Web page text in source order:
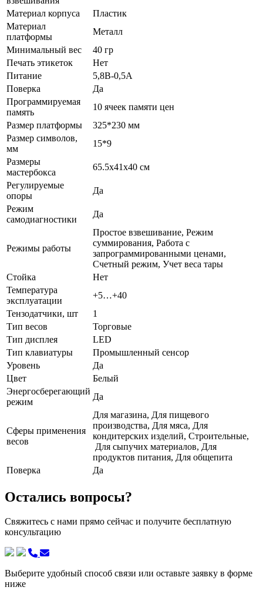
Материал корпуса
Пластик
Материал
платформы
Металл
Минимальный вес
40 гр
Печать этикеток
Нет
Питание
5,8В-0,5А
Поверка
Да
Программируемая
память
10 ячеек памяти цен
Размер платформы
325*230 мм
Размер символов,
мм
15*9
Размеры
мастербокса
65.5х41х40 см
Регулируемые
опоры
Да
Режим
самодиагностики
Да
Режимы работы
Простое взвешивание, Режим
суммирования, Работа с
запрограммированными ценами,
Счетный режим, Учет веса тары
Стойка
Нет
Температура
эксплуатации
+5…+40
Тензодатчики, шт
1
Тип весов
Торговые
Тип дисплея
LED
Тип клавиатуры
Промышленный сенсор
Уровень
Да
Цвет
Белый
Энергосберегающий
режим
Да
Сферы применения
весов
Для магазина, Для пищевого
производства, Для мяса, Для
кондитерских изделий, Строительные,
Для сыпучих материалов, Для
продуктов питания, Для общепита
Поверка
Да
Остались вопросы?
Свяжитесь с нами прямо сейчас и получите бесплатную
консультацию
Выберите удобный способ связи или оставьте заявку в форме
ниже